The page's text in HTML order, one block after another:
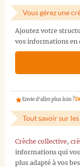
Vous gérez une
Ajoutez votre
vos informations en
Envie d'aller plus loin ?
Tout savoir sur
Crèche collective,
informations qui
plus adapté à vos